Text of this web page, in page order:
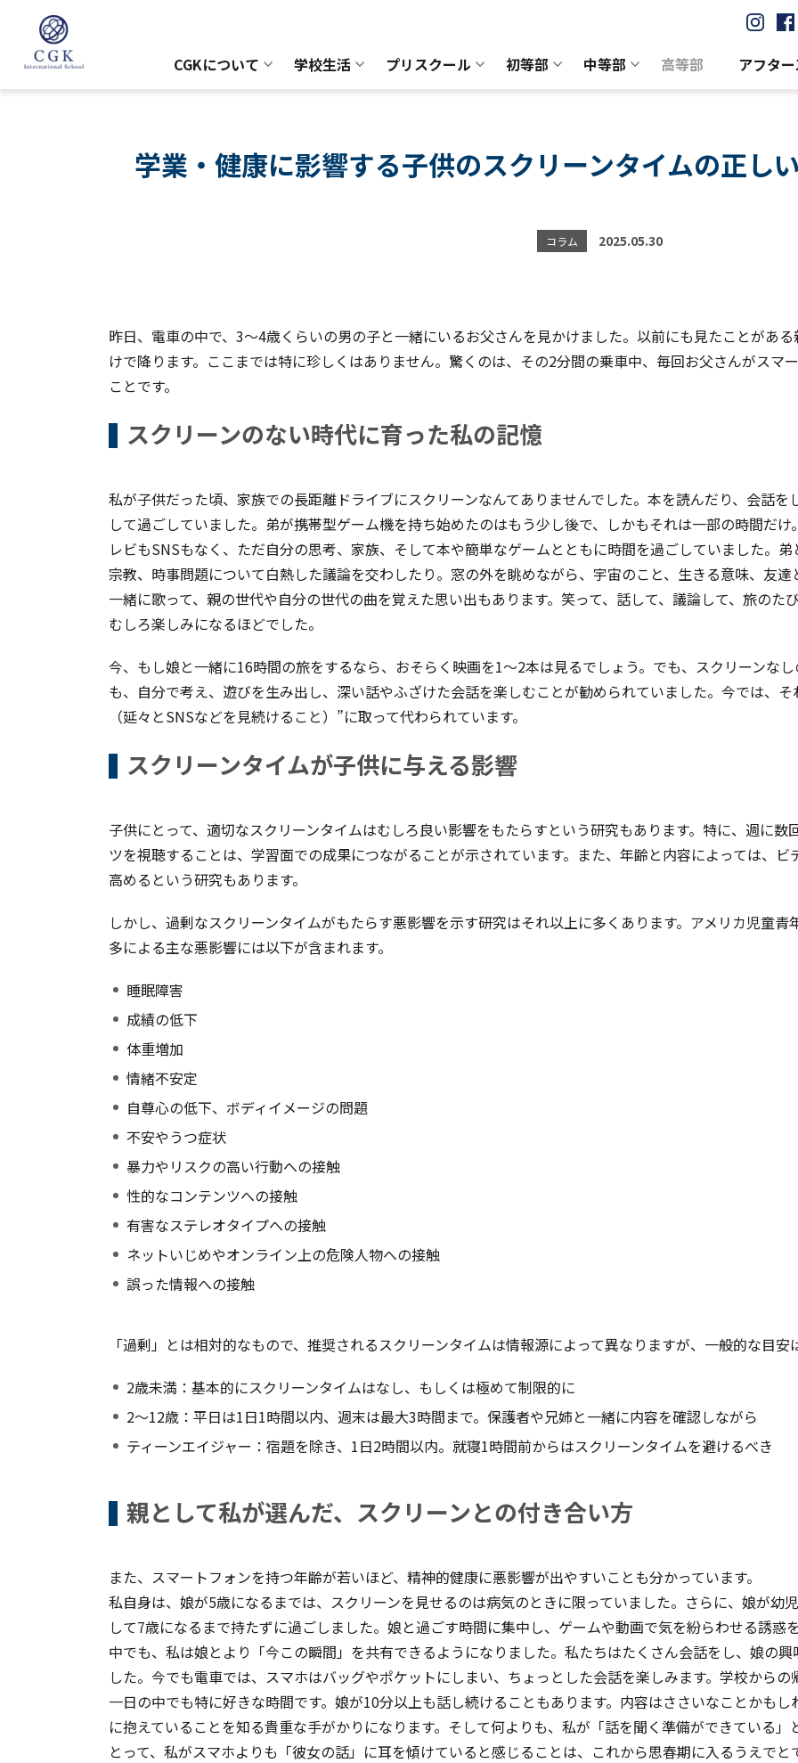
CGKについて 学校生活 プリスクール 初等部 中等部 高等部 アフタ
学業・健康に影響する子供のスクリーンタイムの正し
コラム 2025.05.30
昨日、電車の中で、3〜4歳くらいの男の子と一緒にいるお父さんを見かけました。以前にも見たことがあ
けで降ります。ここまでは特に珍しくはありません。驚くのは、その2分間の乗車中、毎回お父さんがスマ
ことです。
スクリーンのない時代に育った私の記憶
私が子供だった頃、家族での長距離ドライブにスクリーンなんてありませんでした。本を読んだり、会話
して過ごしていました。弟が携帯型ゲーム機を持ち始めたのはもう少し後で、しかもそれは一部の時間だ
レビもSNSもなく、ただ自分の思考、家族、そして本や簡単なゲームとともに時間を過ごしていました。
宗教、時事問題について白熱した議論を交わしたり。窓の外を眺めながら、宇宙のこと、生きる意味、友
一緒に歌って、親の世代や自分の世代の曲を覚えた思い出もあります。笑って、話して、議論して、旅のた
むしろ楽しみになるほどでした。
今、もし娘と一緒に16時間の旅をするなら、おそらく映画を1〜2本は見るでしょう。でも、スクリーンな
も、自分で考え、遊びを生み出し、深い話やふざけた会話を楽しむことが勧められていました。今では、
（延々とSNSなどを見続けること）”に取って代わられています。
スクリーンタイムが子供に与える影響
子供にとって、適切なスクリーンタイムはむしろ良い影響をもたらすという研究もあります。特に、週に
ツを視聴することは、学習面での成果につながることが示されています。また、年齢と内容によっては、
高めるという研究もあります。
しかし、過剰なスクリーンタイムがもたらす悪影響を示す研究はそれ以上に多くあります。アメリカ児童
多による主な悪影響には以下が含まれます。
睡眠障害
成績の低下
体重増加
情緒不安定
自尊心の低下、ボディイメージの問題
不安やうつ症状
暴力やリスクの高い行動への接触
性的なコンテンツへの接触
有害なステレオタイプへの接触
ネットいじめやオンライン上の危険人物への接触
誤った情報への接触
「過剰」とは相対的なもので、推奨されるスクリーンタイムは情報源によって異なりますが、一般的な目安
2歳未満：基本的にスクリーンタイムはなし、もしくは極めて制限的に
2〜12歳：平日は1日1時間以内、週末は最大3時間まで。保護者や兄姉と一緒に内容を確認しながら
ティーンエイジャー：宿題を除き、1日2時間以内。就寝1時間前からはスクリーンタイムを避けるべき
親として私が選んだ、スクリーンとの付き合い方
また、スマートフォンを持つ年齢が若いほど、精神的健康に悪影響が出やすいことも分かっています。
私自身は、娘が5歳になるまでは、スクリーンを見せるのは病気のときに限っていました。さらに、娘が幼
して7歳になるまで持たずに過ごしました。娘と過ごす時間に集中し、ゲームや動画で気を紛らわせる誘惑
中でも、私は娘とより「今この瞬間」を共有できるようになりました。私たちはたくさん会話をし、娘の
した。今でも電車では、スマホはバッグやポケットにしまい、ちょっとした会話を楽しみます。学校から
一日の中でも特に好きな時間です。娘が10分以上も話し続けることもあります。内容はささいなことかも
に抱えていることを知る貴重な手がかりになります。そして何よりも、私が「話を聞く準備ができている
とって、私がスマホよりも「彼女の話」に耳を傾けていると感じることは、これから思春期に入るうえでと